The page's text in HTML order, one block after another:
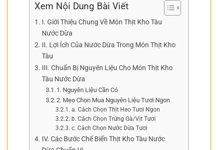
Xem Nội Dung Bài Viết
I. Giới Thiệu Chung Về Món Thịt Kho Tàu
Nước Dừa
II. Lợi Ích Của Nước Dừa Trong Món Thịt Kho
Tàu
III. Chuẩn Bị Nguyên Liệu Cho Món Thịt Kho
Tàu Nước Dừa
1. Nguyên Liệu Cần Có
2. Mẹo Chọn Mua Nguyên Liệu Tươi Ngon
a. Cách Chọn Thịt Heo Tươi Ngon
b. Cách Chọn Trứng Gà/Vịt Tươi
c. Cách Chọn Nước Dừa Tươi
IV. Các Bước Chế Biến Thịt Kho Tàu Nước